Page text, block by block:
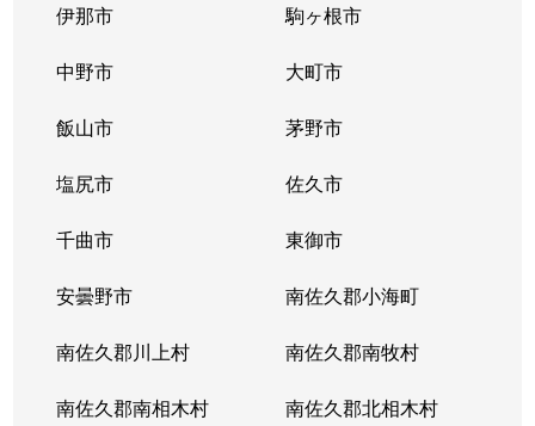
伊那市 駒ヶ根市
中野市 大町市
飯山市 茅野市
塩尻市 佐久市
千曲市 東御市
安曇野市 南佐久郡小海町
南佐久郡川上村 南佐久郡南牧村
南佐久郡南相木村 南佐久郡北相木村